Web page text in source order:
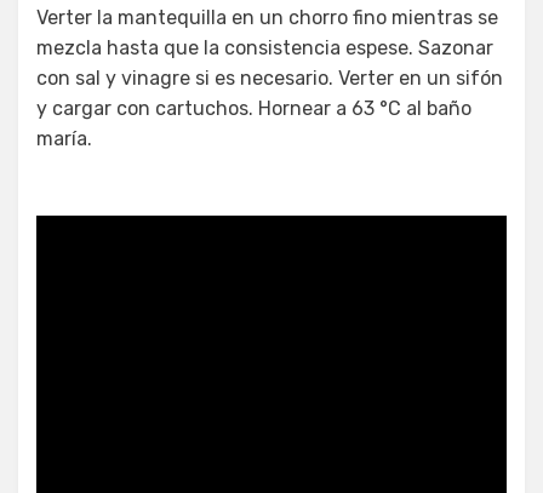
Verter la mantequilla en un chorro fino mientras se
mezcla hasta que la consistencia espese. Sazonar
con sal y vinagre si es necesario. Verter en un sifón
y cargar con cartuchos. Hornear a 63 °C al baño
maría.